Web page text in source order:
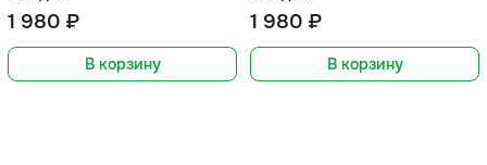
1 980 ₽
В корзину
1 980 ₽
В корзину